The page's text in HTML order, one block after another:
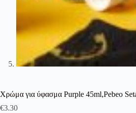
Χρώμα για ύφασμα Purple 45ml,Pebeo
€3.30